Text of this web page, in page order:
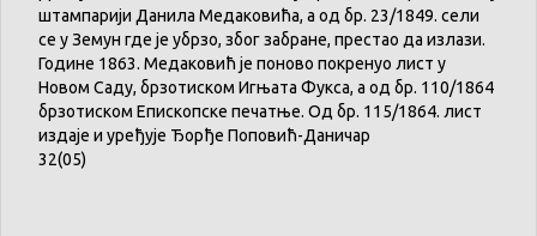
штампарији Данила Медаковића, а од бр. 23/1849. сели
се уЗемун где је убрзо, збогзабране, престао да излази.
Године 1863. Медаковић је поново покренуо лист у
Новом Саду, брзотиском Игњата Фукса, а од бр. 110/1864
брзотиском Епископске печатње. Од бр. 115/1864. лист
издаје и уређује Ђорђе Поповић-Даничар
32(05)